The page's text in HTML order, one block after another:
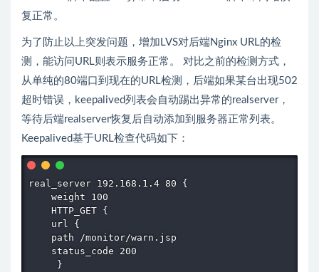
复正常。
为了防止以上突发问题，增加LVS对后端Nginx URL的检
测，能访问URL则表示服务正常。 对比之前的检测方式，
从单纯的80端口到现在的URL检测，后端如果某台出现502
超时错误，keepalived列表会自动踢出异常的realserver，
等待后端realserver恢复后自动添加到服务器正常列表。
Keepalived基于URL检查代码如下：
real_server 192.168.1.4 80 {
    weight 100
    HTTP_GET {
    url {
    path /monitor/warn.jsp
    status_code 200
     }